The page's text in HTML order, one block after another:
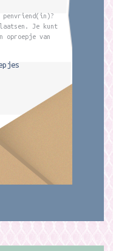
penvriend(in)?
Je kunt
oproepje van